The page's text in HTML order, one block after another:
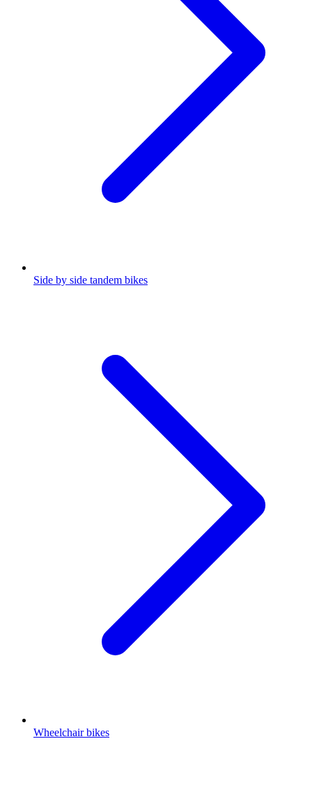
Side by side tandem bikes
Wheelchair bikes